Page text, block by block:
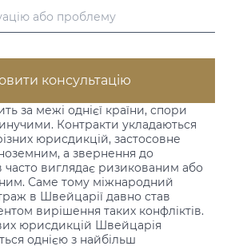
за межі однієї країни, спори
Контракти укладаються
юрисдикцій, застосовне
а звернення до
часто виглядає ризикованим або
Саме тому міжнародний
в Швейцарії давно став
вирішення таких конфліктів.
юрисдикцій Швейцарія
однією з найбільш
консультацію